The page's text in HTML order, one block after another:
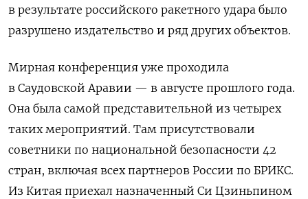
в результате российского ракетного удара было
разрушено издательство и ряд других объектов.
Мирная конференция уже проходила
в Саудовской Аравии — в августе прошлого года.
Она была самой представительной из четырех
таких мероприятий. Там присутствовали
советники по национальной безопасности 42
стран, включая всех партнеров России по БРИКС.
Из Китая приехал назначенный Си Цзиньпином